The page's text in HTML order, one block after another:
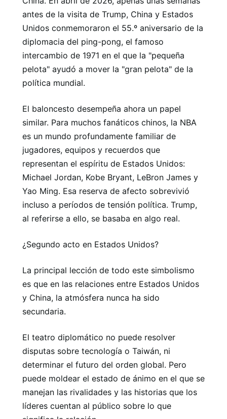
antes de la visita de Trump, China y Estados
Unidos conmemoraron el 55.º aniversario de la
diplomacia del ping-pong, el famoso
intercambio de 1971 en el que la "pequeña
pelota" ayudó a mover la "gran pelota" de la
política mundial.
El baloncesto desempeña ahora un papel
similar. Para muchos fanáticos chinos, la NBA
es un mundo profundamente familiar de
jugadores, equipos y recuerdos que
representan el espíritu de Estados Unidos:
Michael Jordan, Kobe Bryant, LeBron James y
Yao Ming. Esa reserva de afecto sobrevivió
incluso a períodos de tensión política. Trump,
al referirse a ello, se basaba en algo real.
¿Segundo acto en Estados Unidos?
La principal lección de todo este simbolismo
es que en las relaciones entre Estados Unidos
y China, la atmósfera nunca ha sido
secundaria.
El teatro diplomático no puede resolver
disputas sobre tecnología o Taiwán, ni
determinar el futuro del orden global. Pero
puede moldear el estado de ánimo en el que se
manejan las rivalidades y las historias que los
líderes cuentan al público sobre lo que